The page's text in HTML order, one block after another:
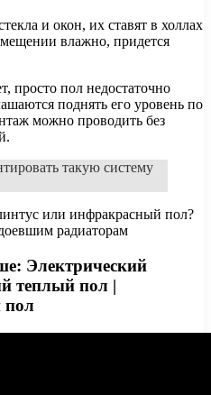
и окон, их ставят в холлах
влажно, придется
просто пол недостаточно
поднять его уровень по
можно проводить без
такую систему
Электрический
теплый пол |
пол